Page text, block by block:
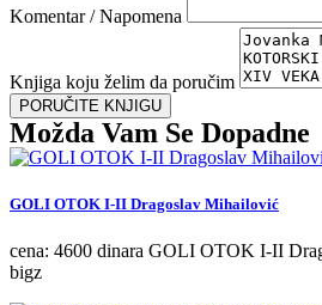
Komentar / Napomena
Knjiga koju želim da poručim
PORUČITE KNJIGU
Možda Vam Se Dopadne
GOLI OTOK I-II Dragoslav Mihailović
cena: 4600 dinara GOLI OTOK I-II
bigz